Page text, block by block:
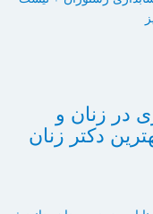
در زنان و
دکتر زنان